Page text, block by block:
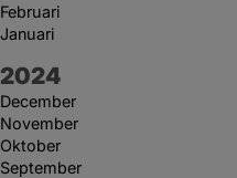
Februari
Januari
År:
2024
December
November
Oktober
September